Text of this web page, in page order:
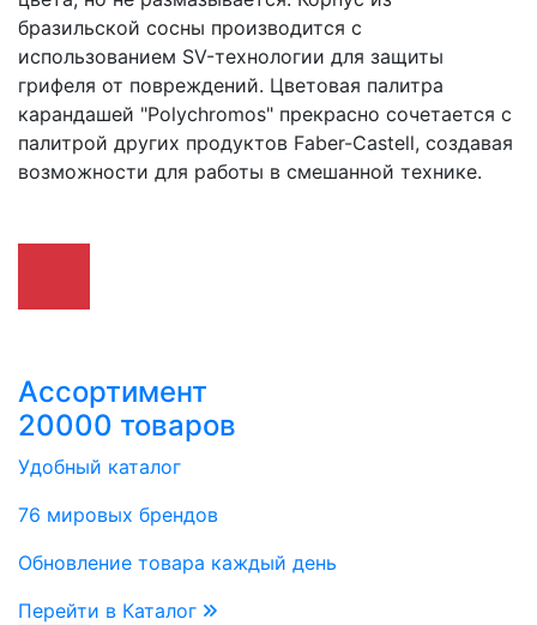
бразильской сосны производится с
использованием SV-технологии для защиты
грифеля от повреждений. Цветовая палитра
карандашей "Polychromos" прекрасно сочетается с
палитрой других продуктов Faber-Castell, создавая
возможности для работы в смешанной технике.
Ассортимент
20000 товаров
Удобный каталог
76 мировых брендов
Обновление товара каждый день
Перейти в Каталог